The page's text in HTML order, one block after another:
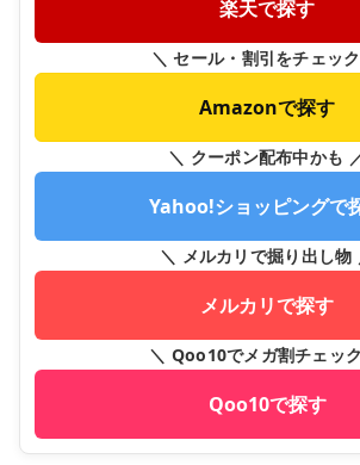
楽天で探す
＼ セール・割引をチェッ
Amazonで探す
＼ クーポン配布中かも
Yahoo!ショッピングで
＼ メルカリで掘り出し物
メルカリで探す
＼ Qoo10でメガ割チェッ
Qoo10で探す